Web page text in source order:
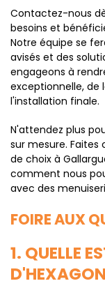
Contactez-nous
besoins et
Notre équipe se
avisés et des
engageons à
exceptionnelle, de
l'installation finale.
N'attendez plus
sur mesure. Faites
de choix à
comment nous
avec des
FOIRE AUX
1. QUELLE